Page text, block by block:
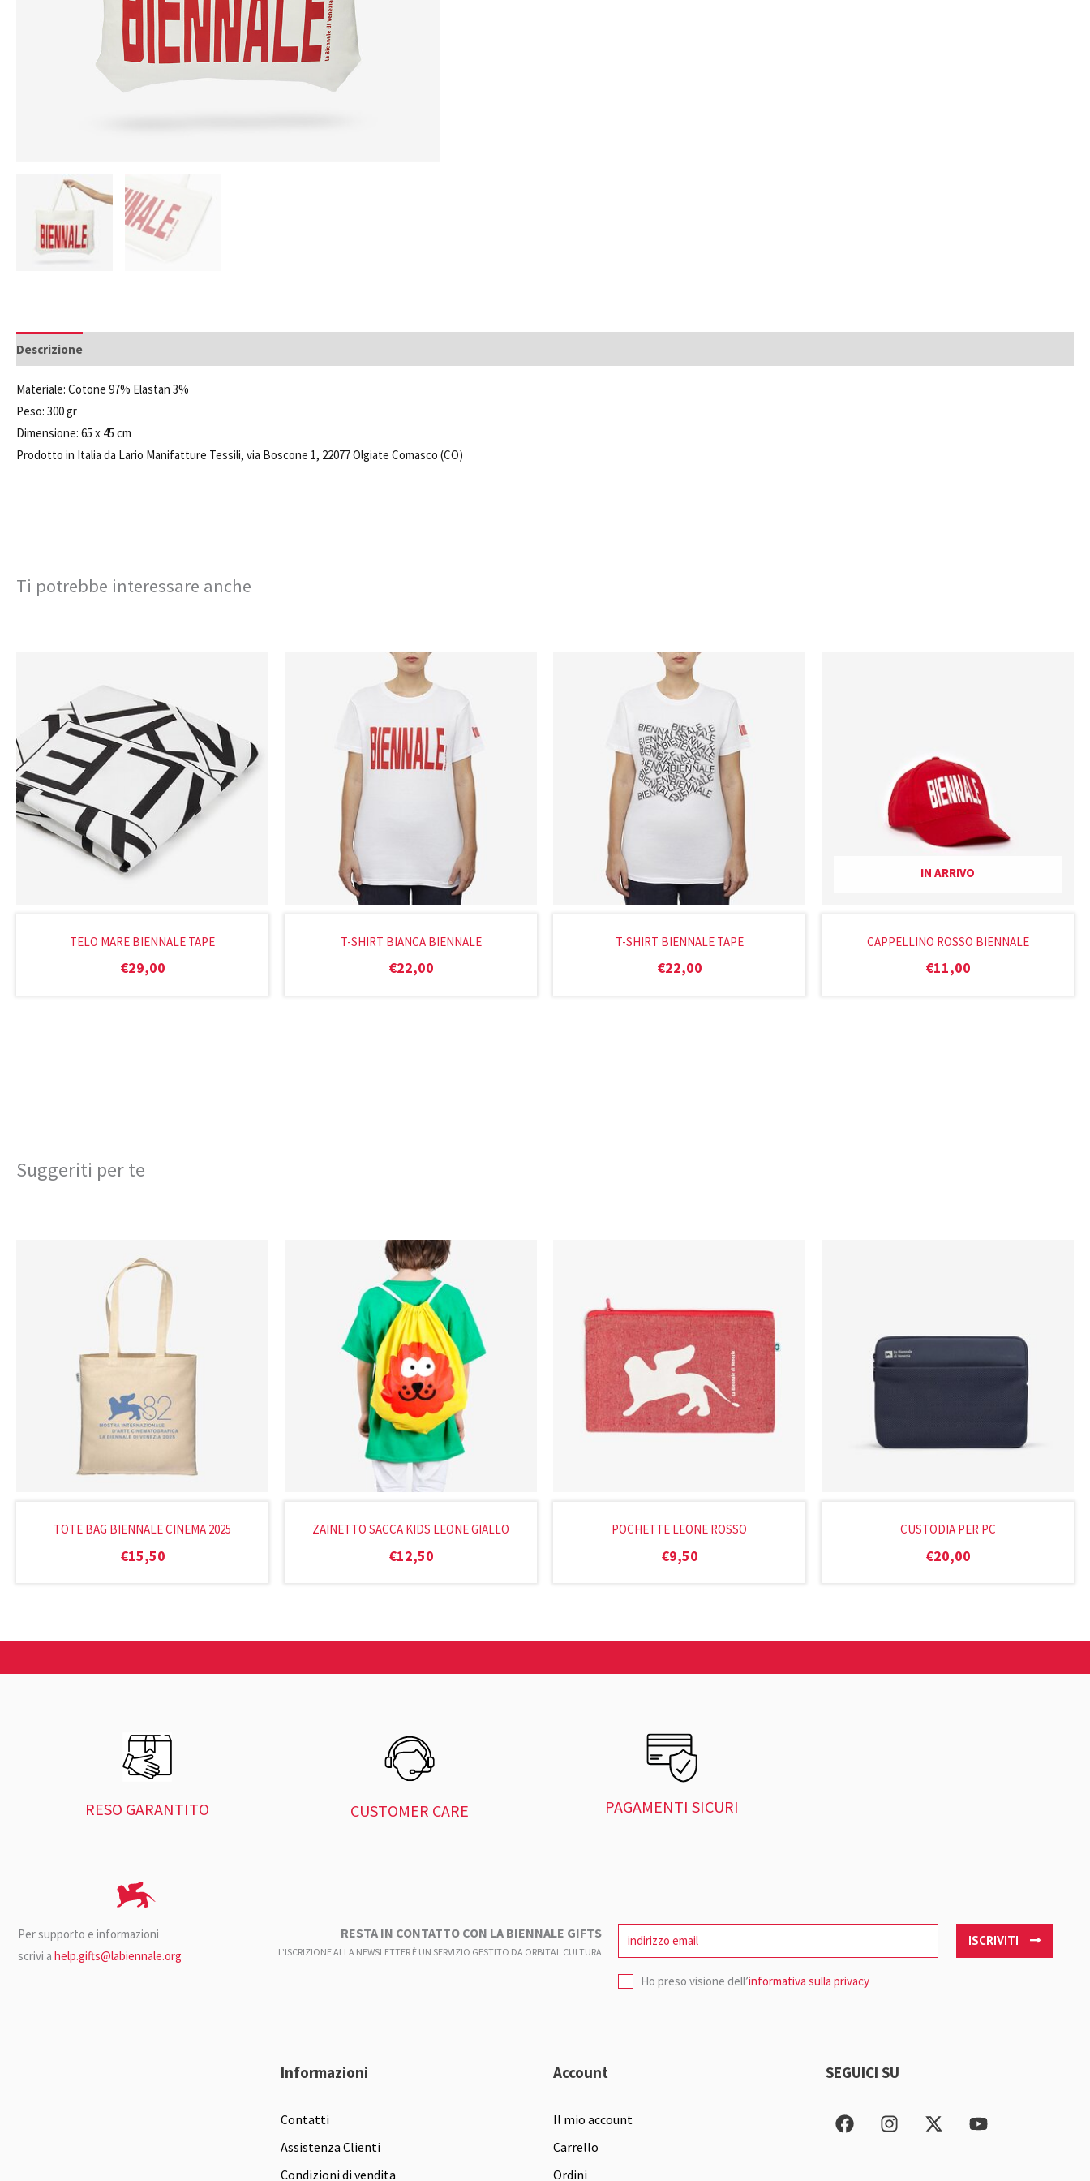
Descrizione
Materiale: Cotone 97% Elastan 3%
Peso: 300 gr
Dimensione: 65 x 45 cm
Prodotto in Italia da Lario Manifatture Tessili, via Boscone 1, 22077 Olgiate Comasco (CO)
Ti potrebbe interessare anche
TELO MARE BIENNALE TAPE
€29,00
T-SHIRT BIANCA BIENNALE
€22,00
T-SHIRT BIENNALE TAPE
€22,00
IN ARRIVO
CAPPELLINO ROSSO BIENNALE
€11,00
Suggeriti per te
TOTE BAG BIENNALE CINEMA 2025
€15,50
ZAINETTO SACCA KIDS LEONE GIALLO
€12,50
POCHETTE LEONE ROSSO
€9,50
CUSTODIA PER PC
€20,00
RESO GARANTITO CUSTOMER CARE PAGAMENTI SICURI
Per supporto e informazioni
scrivi a help.gifts@labiennale.org
RESTA IN CONTATTO CON LA BIENNALE GIFTS
L’ISCRIZIONE ALLA NEWSLETTER È UN SERVIZIO GESTITO DA ORBITAL CULTURA
ISCRIVITI
Ho preso visione dell’informativa sulla privacy
Informazioni
Contatti
Assistenza Clienti
Condizioni di vendita
Account
Il mio account
Carrello
Ordini
SEGUICI SU
F
a
I
n
X
-
Y
o